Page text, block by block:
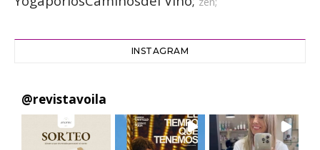
INSTAGRAM
@revistavoila